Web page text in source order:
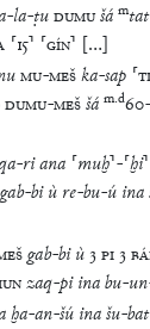
-la-ṭuDUMUšá mtat
⸢15⸣ ⸢GÍN⸣ […]
MU-MEŠka-sap ⸢
DUMU-MEŠšá m.d60-
-riana ⸢muḫ⸣-⸢ḫi⸣
gab-bi ù re-bu-ú ina
gab-bi ù 3PI 3
zaq-pi inabu-un
ḫa-an-šú inašu-bat